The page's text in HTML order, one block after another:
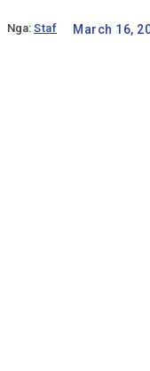
Nga: Staf March 16,